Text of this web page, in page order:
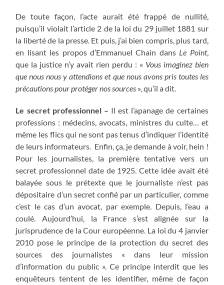
De toute façon, l’acte aurait été frappé de nullité,
puisqu’il violait l’article 2 de la loi du 29 juillet 1881 sur
la liberté de la presse. Et puis, j’ai bien compris, plus tard,
en lisant les propos d’Emmanuel Chain dans Le Point,
que la justice n’y avait rien perdu : « Vous imaginez bien
que nous nous y attendions et que nous avons pris toutes les
précautions pour protéger nos sources », qu’il a dit.
Le secret professionnel – Il est l’apanage de certaines
professions : médecins, avocats, ministres du culte… et
même les flics qui ne sont pas tenus d’indiquer l’identité
de leurs informateurs. Enfin, ça, je demande à voir, hein !
Pour les journalistes, la première tentative vers un
secret professionnel date de 1925. Cette idée avait été
balayée sous le prétexte que le journaliste n’est pas
dépositaire d’un secret confié par un particulier, comme
c’est le cas d’un avocat, par exemple. Depuis, l’eau a
coulé. Aujourd’hui, la France s’est alignée sur la
jurisprudence de la Cour européenne. La loi du 4 janvier
2010 pose le principe de la protection du secret des
sources des journalistes « dans leur mission
d’information du public ». Ce principe interdit que les
enquêteurs tentent de les identifier, même de façon